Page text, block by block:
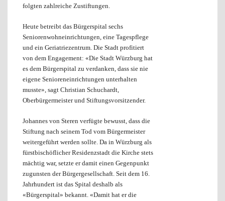
folgten zahlreiche Zustiftungen.
Heute betreibt das Bürgerspital sechs
Seniorenwohneinrichtungen, eine Tagespflege
und ein Geriatriezentrum. Die Stadt profitiert
von dem Engagement: «Die Stadt Würzburg hat
es dem Bürgerspital zu verdanken, dass sie nie
eigene Senioreneinrichtungen unterhalten
musste», sagt Christian Schuchardt,
Oberbürgermeister und Stiftungsvorsitzender.
Johannes von Steren verfügte bewusst, dass die
Stiftung nach seinem Tod vom Bürgermeister
weitergeführt werden sollte. Da in Würzburg als
fürstbischöflicher Residenzstadt die Kirche stets
mächtig war, setzte er damit einen Gegenpunkt
zugunsten der Bürgergesellschaft. Seit dem 16.
Jahrhundert ist das Spital deshalb als
«Bürgerspital» bekannt. «Damit hat er die